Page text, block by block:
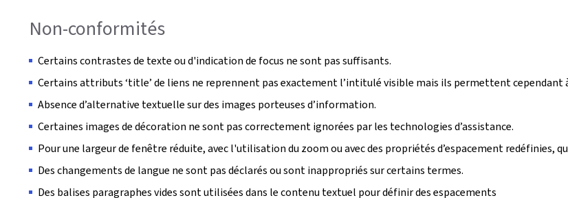
Non-conformités
Certains contrastes de texte ou d'indication de focus ne sont pas suffisants.
Certains attributs ‘title’ de liens ne reprennent pas exactement l’intitulé visible mais ils permettent cependant
Absence d’alternative textuelle sur des images porteuses d’information.
Certaines images de décoration ne sont pas correctement ignorées par les technologies d’assistance.
Pour une largeur de fenêtre réduite, avec l'utilisation du zoom ou avec des propriétés d’espacement redéfinies,
Des changements de langue ne sont pas déclarés ou sont inappropriés sur certains termes.
Des balises paragraphes vides sont utilisées dans le contenu textuel pour définir des espacements